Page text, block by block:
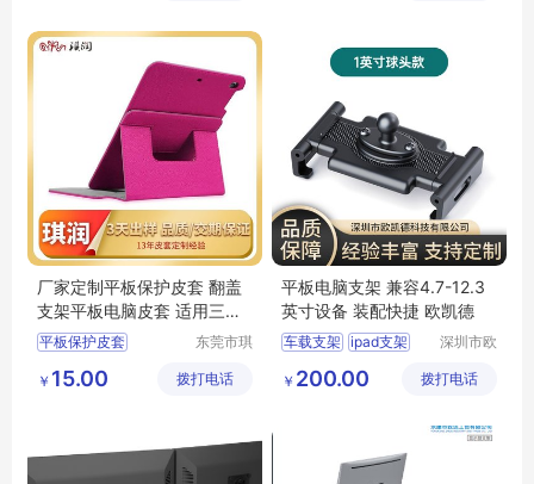
鳄鱼纹平板电脑内胆包
厂家定制平板保护皮套 翻盖
支架平板电脑皮套 适用三星
平板皮套加工
平板保护皮套
平板电脑皮套
东莞市琪
限公司
￥ 15.00 拨打电话
平板电脑支架 兼容4.7-12.3
英寸设备 装配快捷 欧凯德
车载支架 ipad支架
车载电脑支架
深圳市欧
有限公司
￥ 200.00 拨打电话